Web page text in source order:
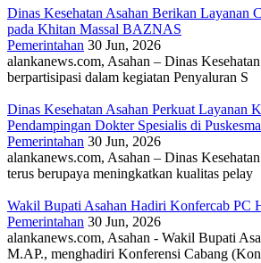
Dinas Kesehatan Asahan Berikan Layanan
pada Khitan Massal BAZNAS
Pemerintahan 30 Jun, 2026
alankanews.com, Asahan – Dinas
berpartisipasi dalam kegiatan Penyaluran S
Dinas Kesehatan Asahan Perkuat Layanan
Pendampingan Dokter Spesialis di
Pemerintahan 30 Jun, 2026
alankanews.com, Asahan – Dinas
terus berupaya meningkatkan kualitas pelay
Wakil Bupati Asahan Hadiri Konfercab PC
Pemerintahan 30 Jun, 2026
alankanews.com, Asahan - Wakil Bupati
M.AP., menghadiri Konferensi Cabang